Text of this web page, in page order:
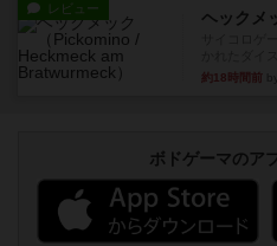
レビュー ヘックメ
約18時間前
ボドゲーマのア